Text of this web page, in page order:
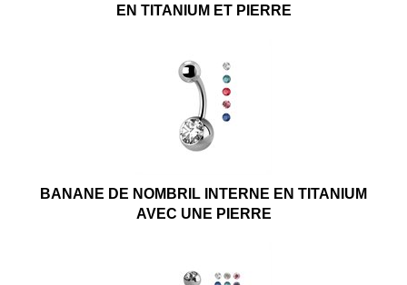
EN TITANIUM ET PIERRE
BANANE DE NOMBRIL INTERNE EN TITANIUM
AVEC UNE PIERRE